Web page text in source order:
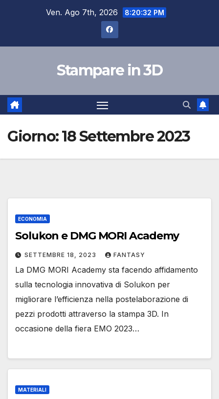
Ven. Ago 7th, 2026 8:20:33 PM
Stampare in 3D
Giorno:18 Settembre 2023
ECONOMIA
Solukon e DMG MORI Academy
SETTEMBRE 18, 2023 FANTASY
La DMG MORI Academy sta facendo affidamento
sulla tecnologia innovativa di Solukon per
migliorare l’efficienza nella postelaborazione di
pezzi prodotti attraverso la stampa 3D. In
occasione della fiera EMO 2023…
MATERIALI